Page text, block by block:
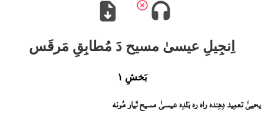
اِنجِیلِ عیسیٰ مسیح دَ مُطابِقِ مَرقَس
بَخشِ ۱
یحییٰ‏ تعمِید دِهِنده راه ره بَلدِه عیسیٰ مسیح تَیار مُونه